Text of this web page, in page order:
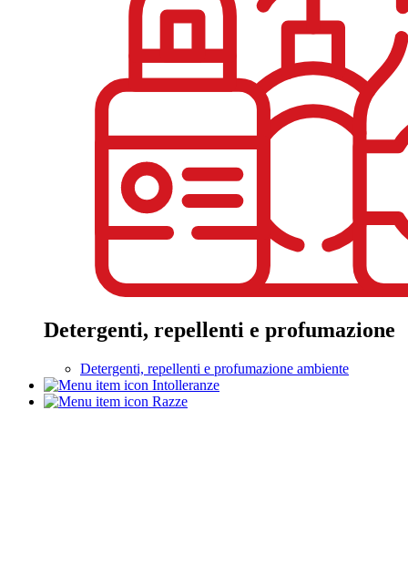
Detergenti, repellenti e profumazione
Detergenti, repellenti e profumazione ambiente
Intolleranze
Razze